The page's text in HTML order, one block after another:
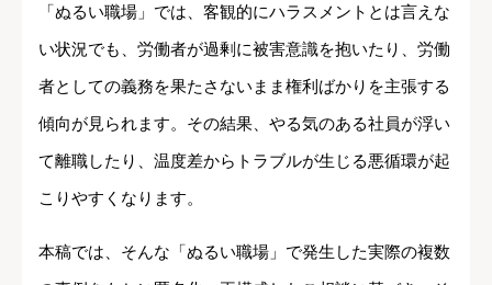
「ぬるい職場」では、客観的にハラスメントとは言えな
い状況でも、労働者が過剰に被害意識を抱いたり、労働
者としての義務を果たさないまま権利ばかりを主張する
傾向が見られます。その結果、やる気のある社員が浮い
て離職したり、温度差からトラブルが生じる悪循環が起
こりやすくなります。
本稿では、そんな「ぬるい職場」で発生した実際の複数